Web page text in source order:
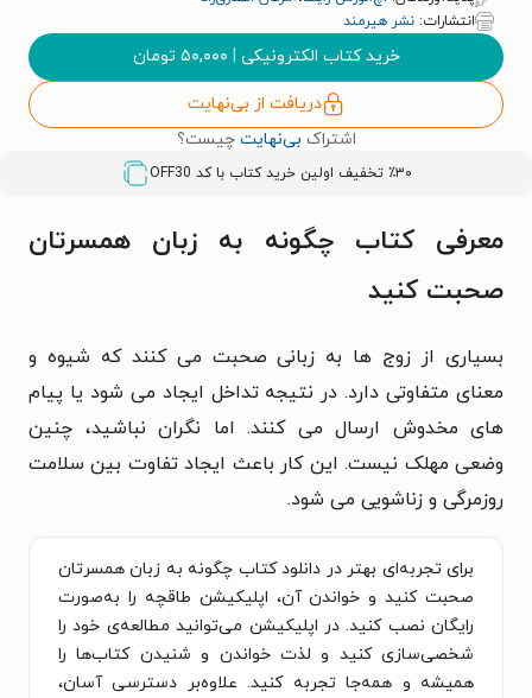
انتشارات: نشر هیرمند
خرید کتاب الکترونیکی | ۵۰,۰۰۰ تومان
دریافت از بی‌نهایت
اشتراک بی‌نهایت چیست؟
٪۳۰ تخفیف اولین خرید کتاب با کد OFF30
معرفی کتاب چگونه به زبان همسرتان
صحبت کنید
بسیاری از زوج ها به زبانی صحبت می کنند که شیوه و
معنای متفاوتی دارد. در نتیجه تداخل ایجاد می شود یا پیام
های مخدوش ارسال می کنند. اما نگران نباشید، چنین
وضعی مهلک نیست. این کار باعث ایجاد تفاوت بین سلامت
روزمرگی و زناشویی می شود.
برای تجربه‌ای بهتر در دانلود کتاب چگونه به زبان همسرتان
صحبت کنید و خواندن آن، اپلیکیشن طاقچه را به‌صورت
رایگان نصب کنید. در اپلیکیشن می‌توانید مطالعه‌ی خود را
شخصی‌سازی کنید و لذت خواندن و شنیدن کتاب‌ها را
همیشه و همه‌جا تجربه کنید. علاوه‌بر دسترسی آسان،